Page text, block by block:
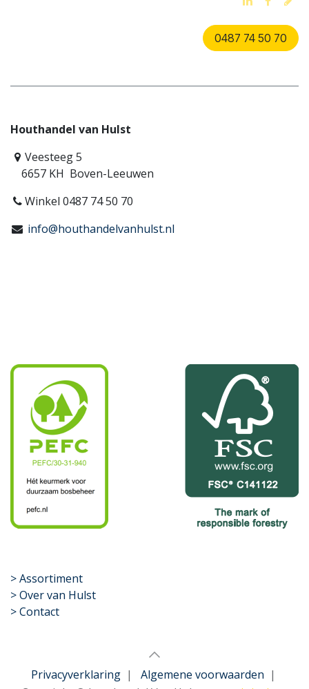
0487 74 50 70
Houthandel van Hulst
Veesteeg 5
6657 KH Boven-Leeuwen
Winkel 0487 74 50 70
info@houthandelvanhulst.nl
​>Assortiment
> Over van Hulst
> Contact
Privacyverklaring| Algemene voorwaarden |